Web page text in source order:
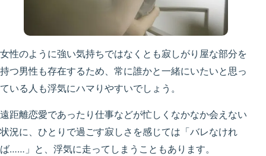
女性のように強い気持ちではなくとも寂しがり屋な部分を
持つ男性も存在するため、常に誰かと一緒にいたいと思っ
ている人も浮気にハマりやすいでしょう。
遠距離恋愛であったり仕事などが忙しくなかなか会えない
状況に、ひとりで過ごす寂しさを感じては「バレなけれ
ば……」と、浮気に走ってしまうこともあります。